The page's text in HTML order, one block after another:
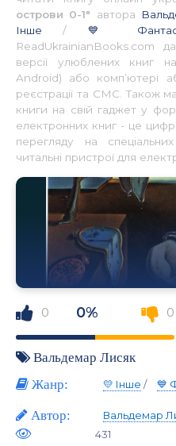
острови 0-1" автора
Інше / 💙
ReadUkrainianBooks.com
версії улюблених книг
Android) або комп’ютері
реєстрації та СМС. Також
книги на свій гаджет у
електронних книг - це
перегляду на
читальні пристрої для
0 0% 0
Вальдемар Лисяк
Жанр:
💛 Інше / 💙
Автор:
Вальдемар
431